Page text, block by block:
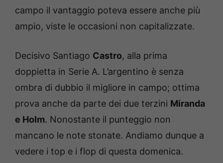
campo il vantaggio poteva essere anche più
ampio, viste le occasioni non capitalizzate.
Decisivo Santiago Castro, alla prima
doppietta in Serie A. L’argentino è senza
ombra di dubbio il migliore in campo; ottima
prova anche da parte dei due terzini Miranda
e Holm. Nonostante il punteggio non
mancano le note stonate. Andiamo dunque a
vedere i top e i flop di questa domenica.